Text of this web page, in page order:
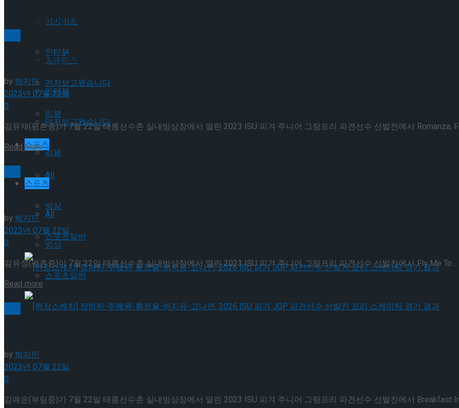
앙케이트
인터뷰
먼저보고왔습니다
리뷰
스포츠
All
빙상
스포츠일반
[현장스케치] 장하린-주혜원-황정율-허지유-고나연, 2026 ISU 피겨 JGP 파견선수 선발전 프리 스케
Trending Tags
앙케이트
인터뷰
먼저보고왔습니다
리뷰
스포츠
All
빙상
스포츠일반
[현장스케치] 2023 ISU 피겨 주니어 그랑프리 파견선수 선발전 – 열정적인 플라멩고, 김유재(평촌중)
by박지민
2023년 07월 22일
0
김유재(평촌중)가 7월 22일 태릉선수촌 실내빙상장에서 열린 2023 ISU 피겨 주니어 그랑프리 파견선수 선발전에서 Romanza,
Read moreDetails
by박지민
2023년 07월 22일
0
김유성(평촌중)이 7월 22일 태릉선수촌 실내빙상장에서 열린 2023 ISU 피겨 주니어 그랑프리 파견선수 선발전에서 Fly Me To...
Read moreDetails
by박지민
2023년 07월 22일
0
김예은(부림중)가 7월 22일 태릉선수촌 실내빙상장에서 열린 2023 ISU 피겨 주니어 그랑프리 파견선수 선발전에서 Breakfast